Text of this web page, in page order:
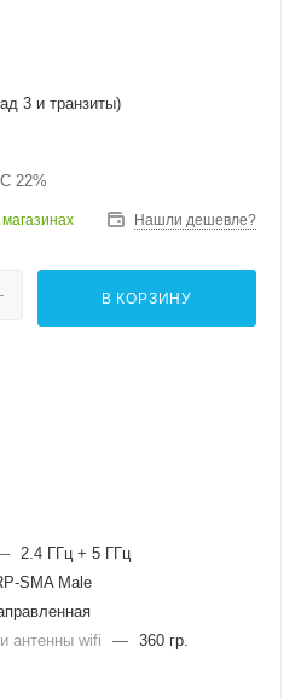
3 и транзиты)
22%
магазинах Нашли дешевле?
В КОРЗИНУ
2.4 ГГц + 5 ГГц
SMA Male
антенны wifi
— 360 гр.